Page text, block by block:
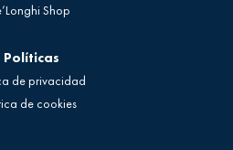
Shop
Políticas
de privacidad
de cookies